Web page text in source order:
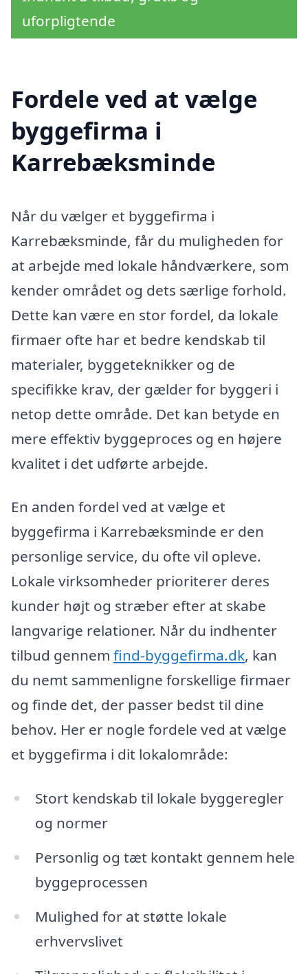
uforpligtende
Fordele ved at vælge
byggefirma i
Karrebæksminde
Når du vælger et byggefirma i
Karrebæksminde, får du muligheden for
at arbejde med lokale håndværkere, som
kender området og dets særlige forhold.
Dette kan være en stor fordel, da lokale
firmaer ofte har et bedre kendskab til
materialer, byggeteknikker og de
specifikke krav, der gælder for byggeri i
netop dette område. Det kan betyde en
mere effektiv byggeproces og en højere
kvalitet i det udførte arbejde.
En anden fordel ved at vælge et
byggefirma i Karrebæksminde er den
personlige service, du ofte vil opleve.
Lokale virksomheder prioriterer deres
kunder højt og stræber efter at skabe
langvarige relationer. Når du indhenter
tilbud gennem find-byggefirma.dk, kan
du nemt sammenligne forskellige firmaer
og finde det, der passer bedst til dine
behov. Her er nogle fordele ved at vælge
et byggefirma i dit lokalområde:
Stort kendskab til lokale byggeregler
og normer
Personlig og tæt kontakt gennem hele
byggeprocessen
Mulighed for at støtte lokale
erhvervslivet